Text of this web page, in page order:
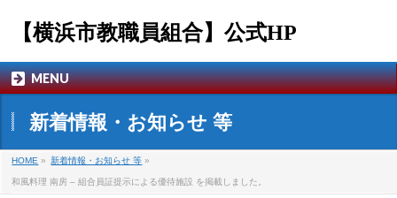
【横浜市教職員組合】公式HP
MENU
新着情報・お知らせ 等
HOME » 新着情報・お知らせ 等 »
和風料理 南房 – 組合員証提示による優待施設 を掲載しました。